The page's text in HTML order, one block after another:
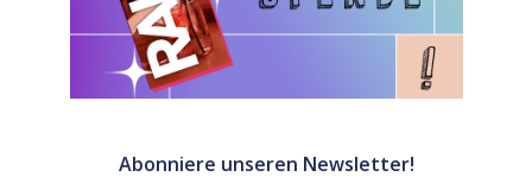
Abonniere unseren Newsletter!